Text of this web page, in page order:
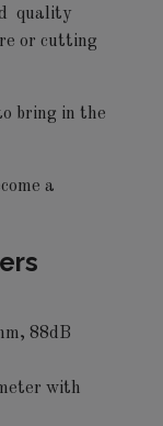
quality
or cutting
bring in the
a
88dB
with